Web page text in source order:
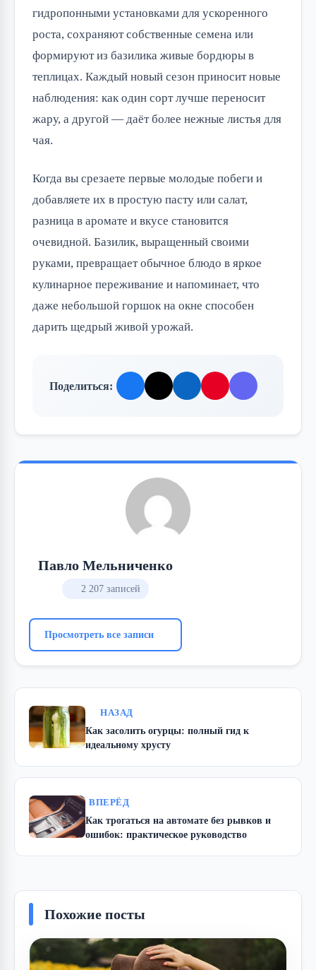
гидропонными установками для ускоренного
роста, сохраняют собственные семена или
формируют из базилика живые бордюры в
теплицах. Каждый новый сезон приносит новые
наблюдения: как один сорт лучше переносит
жару, а другой — даёт более нежные листья для
чая.
Когда вы срезаете первые молодые побеги и
добавляете их в простую пасту или салат,
разница в аромате и вкусе становится
очевидной. Базилик, выращенный своими
руками, превращает обычное блюдо в яркое
кулинарное переживание и напоминает, что
даже небольшой горшок на окне способен
дарить щедрый живой урожай.
Поделиться:
Павло Мельниченко
2 207 записей
Просмотреть все записи
НАЗАД
Как засолить огурцы: полный гид к
идеальному хрусту
ВПЕРЁД
Как трогаться на автомате без рывков и
ошибок: практическое руководство
Похожие посты